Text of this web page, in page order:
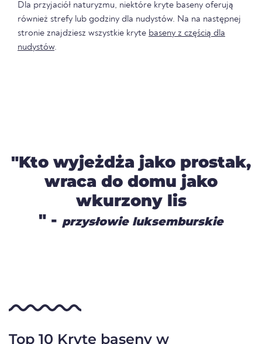
Dla przyjaciół naturyzmu, niektóre kryte baseny oferują
również strefy lub godziny dla nudystów. Na na następnej
stronie znajdziesz wszystkie kryte baseny z częścią dla
nudystów.
"Kto wyjeżdża jako prostak,
wraca do domu jako
wkurzony lis
" - przysłowie luksemburskie
Top 10 Kryte baseny w